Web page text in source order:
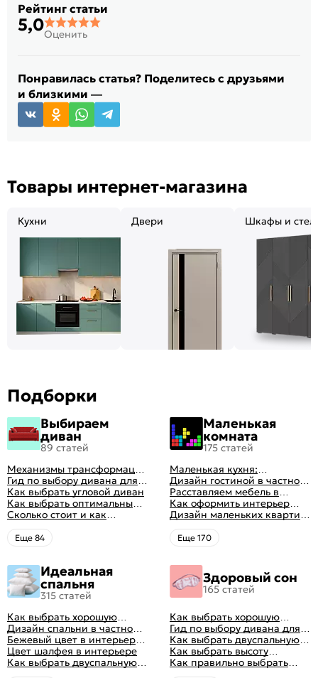
Рейтинг статьи
5,0Оценить
Понравилась статья? Поделитесь с друзьями
и близкими —
Товары интернет-магазина
Кухни Двери Шкафы и
Подборки
Выбираем
диван
89 статей
Механизмы трансформации
диванов: все виды,
особенности, плюсы и
минусы
Гид по выбору дивана для
сна
Как выбрать угловой диван
Как выбрать оптимальный
цвет стен в гостиной: 50
фото и идей оформления
Сколько стоит и как
перетянуть диван
Eще 84
Маленькая
комната
175 статей
Маленькая кухня:
планировка, стили, цвет и
рисунок, реальные фото
Дизайн гостиной в частном
доме: 50 вариантов с фото
Расставляем мебель в
гостиной: главные правила
рациональной планировки
Как оформить интерьер
однокомнатной квартиры:
47 классных идей с фото
Дизайн маленьких квартир:
10 идей для дизайна
интерьера с фото
Eще 170
Идеальная
спальня
315 статей
Как выбрать хорошую
кровать для сна
Дизайн спальни в частном
доме: множество идей
оформления идеальных
интерьеров
Бежевый цвет в интерьере
спальни 2024, 40 красивых
интерьеров с фото
Цвет шалфея в интерьере
Как выбрать двуспальную
кровать и матрас
Здоровый сон
165 статей
Как выбрать хорошую
кровать для сна
Гид по выбору дивана для
сна
Как выбрать двуспальную
кровать и матрас
правильно: советы и фото в
интерьере
Как выбрать высоту
матраса
Как правильно выбрать
ортопедический матрас